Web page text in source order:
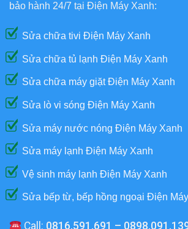
bảo hành 24/7 tại Điện Máy Xanh:
Sửa chữa tivi Điện Máy Xanh
Sửa chữa tủ lạnh Điện Máy Xanh
Sửa chữa máy giặt Điện Máy Xanh
Sửa lò vi sóng Điện Máy Xanh
Sửa máy nước nóng Điện Máy Xanh
Sửa máy lạnh Điện Máy Xanh
Vệ sinh máy lạnh Điện Máy Xanh
Sửa bếp từ, bếp hồng ngoại Điện
Call: 0816.591.691 –